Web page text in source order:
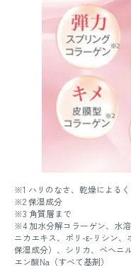
※1 ハリのなさ、乾燥による
※2 保湿成分
※3 角質層まで
※4 加水分解コラーゲン、水
ニカエキス、ポリ-ε-リシン、
保湿成分）、シリカ、ベヘニ
エン酸Na（すべて基剤）